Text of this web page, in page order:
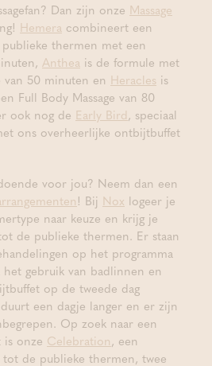
Dan zijn onze Massage
Hemera combineert een
thermen met een
Anthea is de formule met
van 50 minuten en Heracles is
Full Body Massage van 80
ook nog de Early Bird, speciaal
ons overheerlijke ontbijtbuffet
voor jou? Neem dan een
! Bij Nox logeer je
naar keuze en krijg je
de publieke thermen. Er staan
op het programma
gebruik van badlinnen en
op de tweede dag
duurt een dagje langer en er zijn
Op zoek naar een
is onze Celebration, een
de publieke thermen, twee